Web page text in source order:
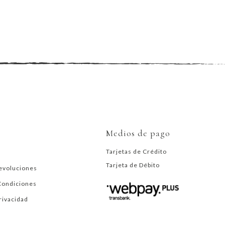
Medios de pago
Tarjetas de Crédito
Tarjeta de Débito